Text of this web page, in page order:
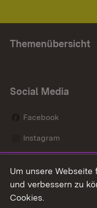
Themenübersicht
Social Media
Facebook
Instagram
Mastodon
Youtube
Um unsere
und verbessern zu
Cookies.